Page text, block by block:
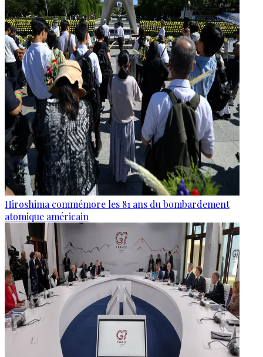
Hiroshima commémore les 81 ans du bombardement
atomique américain